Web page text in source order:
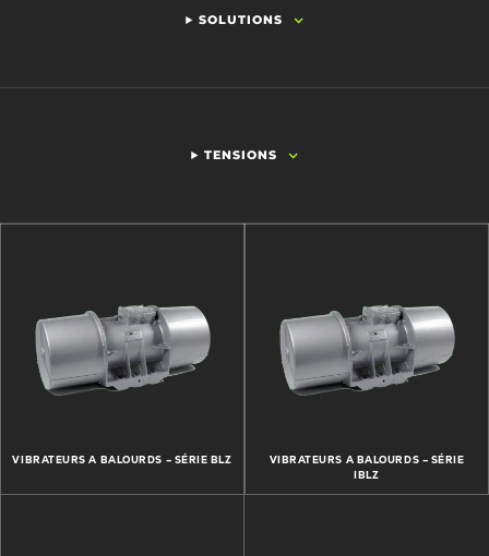
SOLUTIONS
TENSIONS
VIBRATEURS A BALOURDS – SÉRIE BLZ
VIBRATEURS A BALOURDS – SÉRIE
IBLZ